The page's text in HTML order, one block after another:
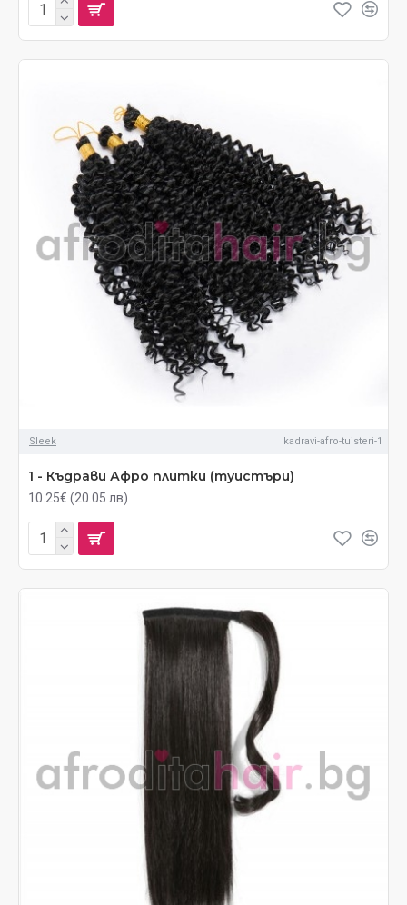
Sleek kadravi-afro-tuisteri-1
1 - Къдрави Афро плитки (туистъри)
10.25€ (20.05 лв)